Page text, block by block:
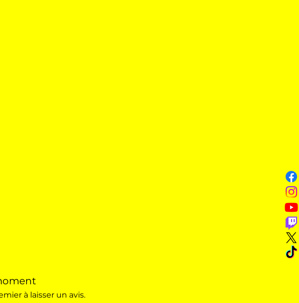
à laisser un avis.